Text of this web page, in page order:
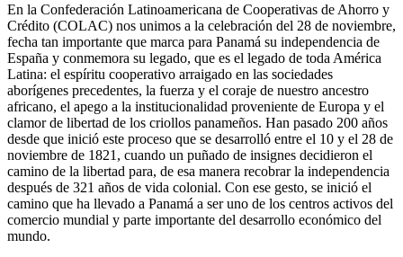
En la Confederación Latinoamericana de Cooperativas de Ahorro y
Crédito (COLAC) nos unimos a la celebración del 28 de noviembre,
fecha tan importante que marca para Panamá su independencia de
España y conmemora su legado, que es el legado de toda América
Latina: el espíritu cooperativo arraigado en las sociedades
aborígenes precedentes, la fuerza y el coraje de nuestro ancestro
africano, el apego a la institucionalidad proveniente de Europa y el
clamor de libertad de los criollos panameños. Han pasado 200 años
desde que inició este proceso que se desarrolló entre el 10 y el 28 de
noviembre de 1821, cuando un puñado de insignes decidieron el
camino de la libertad para, de esa manera recobrar la independencia
después de 321 años de vida colonial. Con ese gesto, se inició el
camino que ha llevado a Panamá a ser uno de los centros activos del
comercio mundial y parte importante del desarrollo económico del
mundo.